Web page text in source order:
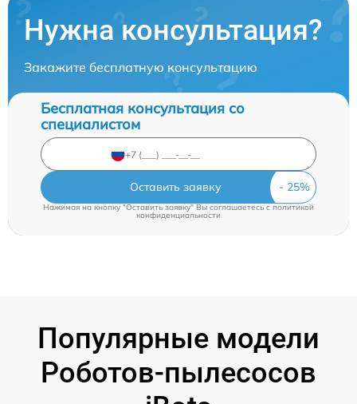
Нужна консультация?
Закажите бесплатную консультацию
Бесплатная консультация со
специалистом
Оставить заявку
Нажимая на кнопку "Оставить заявку" Вы соглашаетесь c политикой
конфиденциальности
Популярные модели
Роботов-пылесосов